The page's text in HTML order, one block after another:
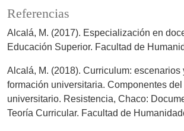
Referencias
Alcalá, M. (2017). Especialización en
Educación Superior. Facultad de
Alcalá, M. (2018). Curriculum: escenarios
formación universitaria. Componentes
universitario. Resistencia, Chaco:
Teoría Curricular. Facultad de